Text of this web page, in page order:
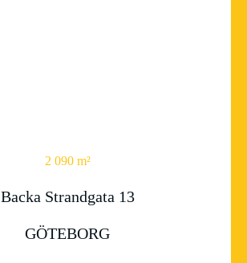
2 090 m²
Backa Strandgata 13
GÖTEBORG